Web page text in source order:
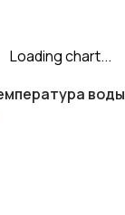
Loading chart...
воды